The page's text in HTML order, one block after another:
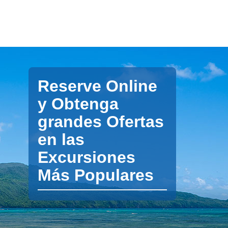
Reserve Online
y Obtenga
grandes Ofertas
en las
Excursiones
Más Populares